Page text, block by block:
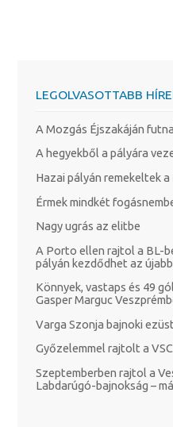
LEGOLVASOTTABB
A Mozgás Éjszakáján
A hegyekből a pályára
Hazai pályán remekeltek
Érmek mindkét
Nagy ugrás az elitbe
A Porto ellen rajtol a BL-
pályán kezdődhet az
Könnyek, vastaps és 49
Gasper Marguc
Varga Szonja bajnoki
Győzelemmel rajtolt a
Szeptemberben rajtol a
Labdarúgó-bajnokság –